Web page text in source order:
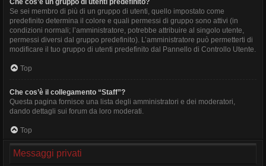
Che cos’è un gruppo di utenti predefinito?
Se sei membro di più di un gruppo di utenti, quello impostato come
predefinito determina il colore e quali permessi di gruppo sono attivi (in
condizioni normali; l’amministratore, potrebbe attribuire al singolo utente,
permessi diversi dal gruppo predefinito). L’amministratore può permetterti di
modificare il tuo gruppo di utenti predefinito dal Pannello di Controllo Utente.
Top
Che cos’è il collegamento “Staff”?
Questa pagina fornisce una lista degli amministratori e dei moderatori,
dando dettagli sui forum da loro moderati.
Top
Messaggi privati